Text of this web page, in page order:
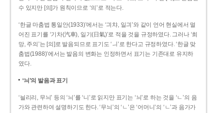
수 있지만 [의]가 원칙이므로 ‘의’로 적는다.
‘한글 마춤법 통일안(1933)’에서는 ‘긔챠, 일긔’와 같이 언어 현실에서 멀
어진 표기를 ‘기차(汽車), 일기(日氣)’로 적을 것을 규정하였다. 그러나 ‘희
망, 주의’는 [의]로 발음되므로 표기도 ‘ㅢ’로 한다고 규정하였다. ‘한글 맞
춤법(1988)’에서는 발음의 변화는 인정하면서 표기는 기존대로 유지하
였다.
‘늬’의 발음과 표기
‘늴리리, 무늬’ 등의 ‘늬’를 ‘니’로 읽지만 표기는 ‘늬’로 하는 것을 ‘ㄴ’의 음
가와 관련하여 설명하기도 한다. ‘무늬’의 ‘ㄴ’은 ‘어머니’의 ‘ㄴ’과 음가가